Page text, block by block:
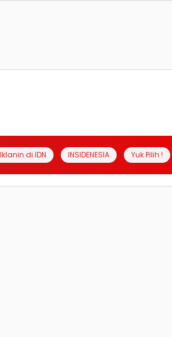
Iklanin di IDN INSIDENESIA Yuk Pilih !